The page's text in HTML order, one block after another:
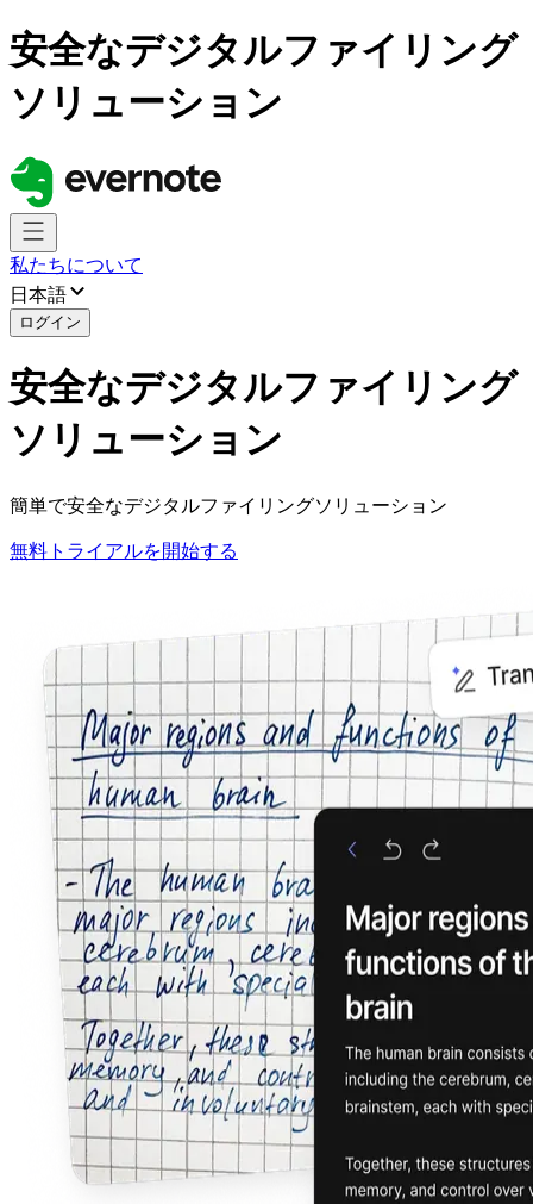
安全なデジタルファイリング
ソリューション
私たちについて
日本語
ログイン
安全なデジタルファイリング
ソリューション
簡単で安全なデジタルファイリングソリューション
無料トライアルを開始する